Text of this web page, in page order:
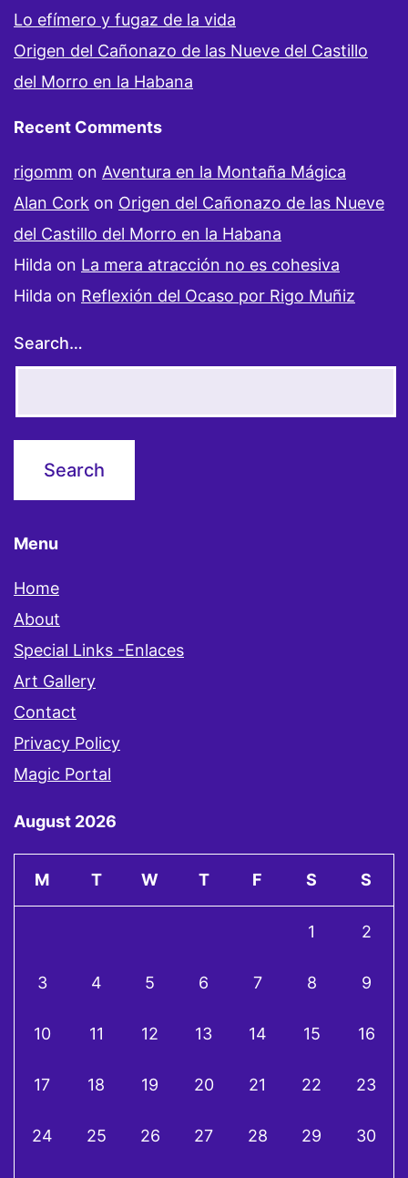
Lo efímero y fugaz de la vida
Origen del Cañonazo de las Nueve del Castillo
del Morro en la Habana
Recent Comments
rigomm on Aventura en la Montaña Mágica
Alan Cork on Origen del Cañonazo de las Nueve
del Castillo del Morro en la Habana
Hilda on La mera atracción no es cohesiva
Hilda on Reflexión del Ocaso por Rigo Muñiz
Search…
Menu
Home
About
Special Links -Enlaces
Art Gallery
Contact
Privacy Policy
Magic Portal
August 2026
M T W T F S S
1 2
3 4 5 6 7 8 9
10 11 12 13 14 15 16
17 18 19 20 21 22 23
24 25 26 27 28 29 30